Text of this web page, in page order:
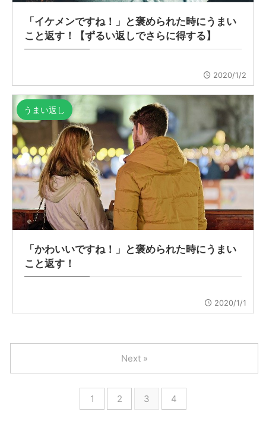
「イケメンですね！」と褒められた時にうまい
こと返す！【ずるい返しでさらに得する】
2020/1/2
うまい返し
「かわいいですね！」と褒められた時にうまい
こと返す！
2020/1/1
1 2 3 4
Next »